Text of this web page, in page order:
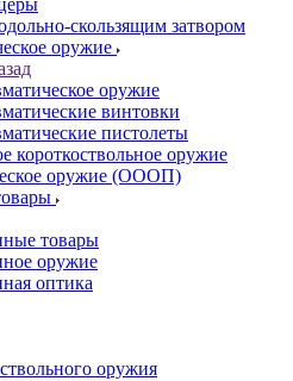
скользящим затвором
оружие
оружие
винтовки
пистолеты
короткоствольное оружие
оружие (ОООП)
товары
оружие
оптика
оружия